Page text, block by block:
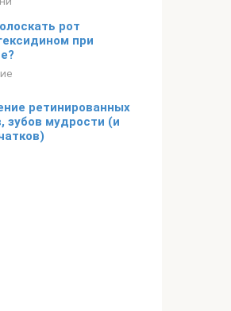
рот
при
ретинированных
зубов мудрости (и